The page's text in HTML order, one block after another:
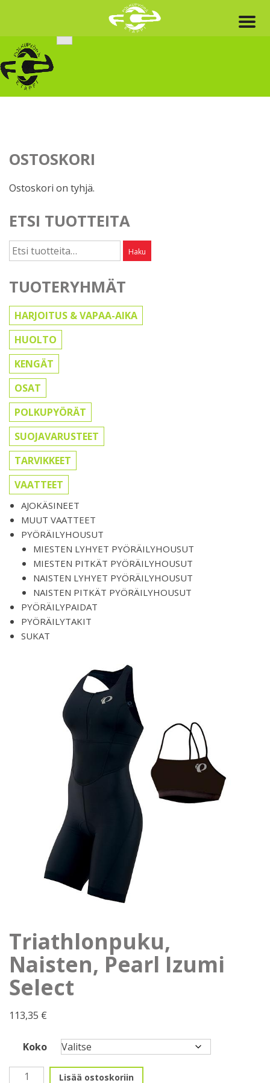
content
OSTOSKORI
Ostoskori on tyhjä.
ETSI TUOTTEITA
Etsi: Haku
TUOTERYHMÄT
HARJOITUS & VAPAA-AIKA
HUOLTO
KENGÄT
OSAT
POLKUPYÖRÄT
SUOJAVARUSTEET
TARVIKKEET
VAATTEET
AJOKÄSINEET
MUUT VAATTEET
PYÖRÄILYHOUSUT
MIESTEN LYHYET PYÖRÄILYHOUSUT
MIESTEN PITKÄT PYÖRÄILYHOUSUT
NAISTEN LYHYET PYÖRÄILYHOUSUT
NAISTEN PITKÄT PYÖRÄILYHOUSUT
PYÖRÄILYPAIDAT
PYÖRÄILYTAKIT
SUKAT
Triathlonpuku,
Naisten, Pearl Izumi
Select
113,35 €
Koko
Triathlonpuku,Lisää ostoskoriin